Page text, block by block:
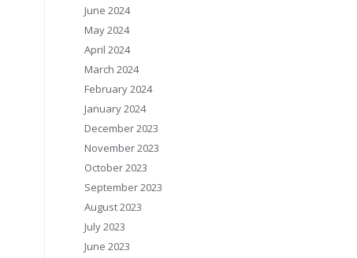
June 2024
May 2024
April 2024
March 2024
February 2024
January 2024
December 2023
November 2023
October 2023
September 2023
August 2023
July 2023
June 2023